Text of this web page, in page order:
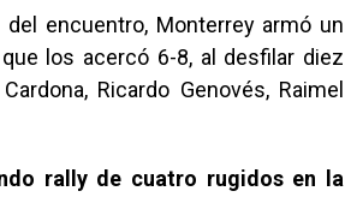
encuentro, Monterrey armó un
los acercó 6-8, al desfilar diez
Ricardo Genovés, Raimel
rally de cuatro rugidos en la